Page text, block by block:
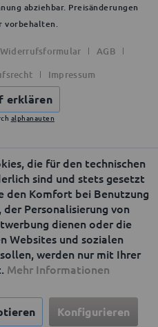
abziehbar. Preisänderungen
vorbehalten.
Widerrufsformular
AGB
Impressum
erklären
alphanauten
die für den technischen
sind und stets gesetzt
den Komfort bei Benutzung
Personalisierung von
dienen oder die
Websites und sozialen
werden nur mit Ihrer
Mehr Informationen
Konfigurieren